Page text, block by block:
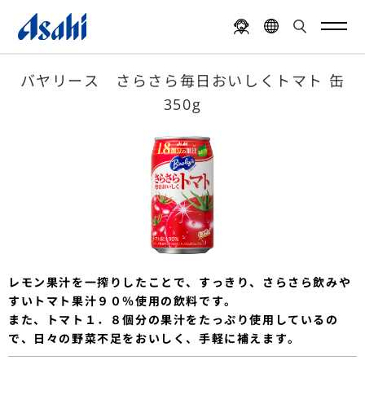
バヤリース さらさら毎日おいしくトマト 缶
350g
レモン果汁を一搾りしたことで、すっきり、さらさら飲みや
すいトマト果汁９０％使用の飲料です。
また、トマト１．８個分の果汁をたっぷり使用しているの
で、日々の野菜不足をおいしく、手軽に補えます。